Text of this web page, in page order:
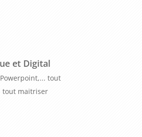
et Digital
tout
tout maitriser